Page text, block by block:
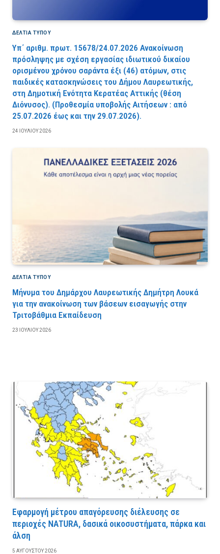
ΔΕΛΤΙΑ ΤΥΠΟΥ
Υπ΄ αριθμ. πρωτ. 15678/24.07.2026 Ανακοίνωση
πρόσληψης με σχέση εργασίας ιδιωτικού δικαίου
ορισμένου χρόνου σαράντα έξι (46) ατόμων, στις
παιδικές κατασκηνώσεις του Δήμου Λαυρεωτικής,
στη Δημοτική Ενότητα Κερατέας Αττικής (θέση
Διόνυσος). (Προθεσμία υποβολής Αιτήσεων : από
25.07.2026 έως και την 29.07.2026).
24 ΙΟΥΛΊΟΥ 2026
ΔΕΛΤΙΑ ΤΥΠΟΥ
Μήνυμα του Δημάρχου Λαυρεωτικής Δημήτρη Λουκά
για την ανακοίνωση των βάσεων εισαγωγής στην
Τριτοβάθμια Εκπαίδευση
23 ΙΟΥΛΊΟΥ 2026
Εφαρμογή μέτρου απαγόρευσης διέλευσης σε
περιοχές NATURA, δασικά οικοσυστήματα, πάρκα και
άλση
5 ΑΥΓΟΎΣΤΟΥ 2026